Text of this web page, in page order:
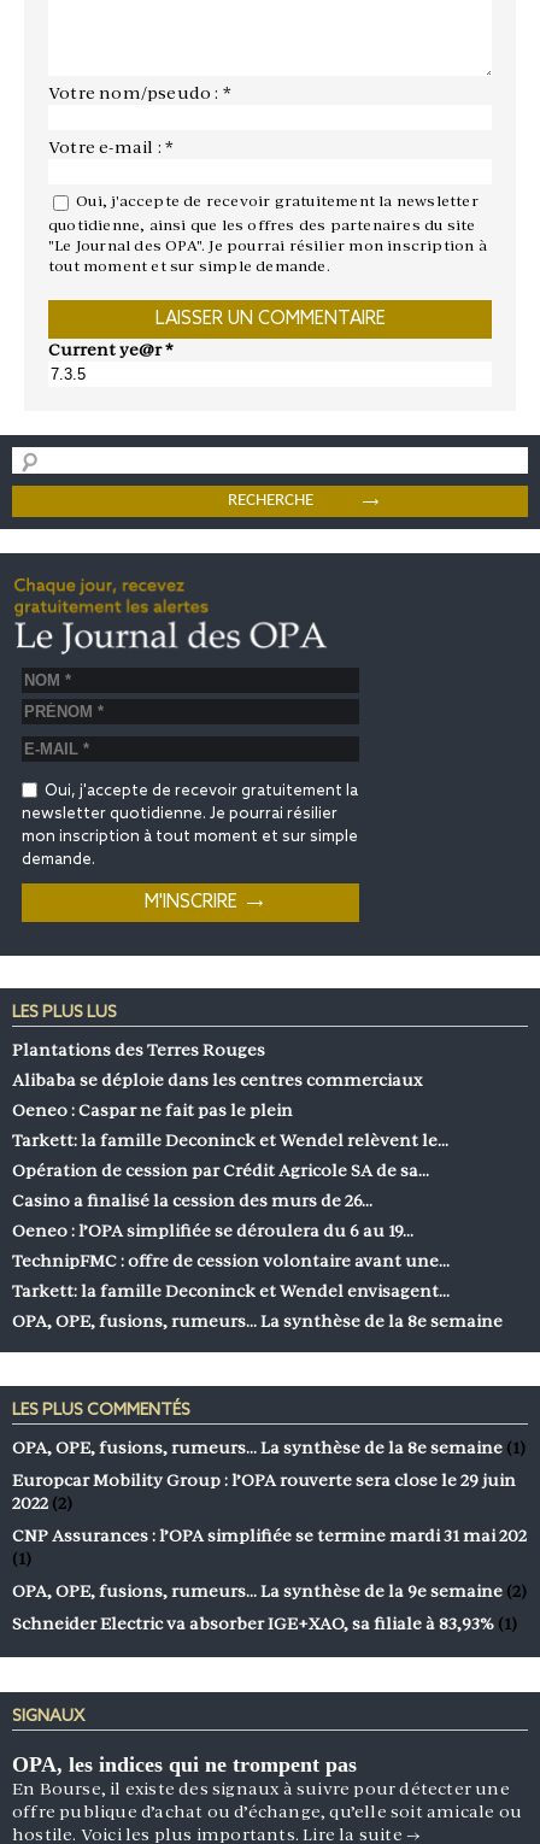
Votre nom/pseudo : *
Votre e-mail : *
Oui, j'accepte de recevoir gratuitement la newsletter
quotidienne, ainsi que les offres des partenaires du site
"Le Journal des OPA". Je pourrai résilier mon inscription à
tout moment et sur simple demande.
Current ye@r*
Oui, j'accepte de recevoir gratuitement la
newsletter quotidienne. Je pourrai résilier
mon inscription à tout moment et sur simple
demande.
LES PLUS LUS
Plantations des Terres Rouges
Alibaba se déploie dans les centres commerciaux
Oeneo : Caspar ne fait pas le plein
Tarkett: la famille Deconinck et Wendel relèvent le…
Opération de cession par Crédit Agricole SA de sa…
Casino a finalisé la cession des murs de 26…
Oeneo : l’OPA simplifiée se déroulera du 6 au 19…
TechnipFMC : offre de cession volontaire avant une…
Tarkett: la famille Deconinck et Wendel envisagent…
OPA, OPE, fusions, rumeurs… La synthèse de la 8e semaine
LES PLUS COMMENTÉS
OPA, OPE, fusions, rumeurs… La synthèse de la 8e semaine (1)
Europcar Mobility Group : l’OPA rouverte sera close le 29 juin
2022 (2)
CNP Assurances : l’OPA simplifiée se termine mardi 31 mai 202
(1)
OPA, OPE, fusions, rumeurs… La synthèse de la 9e semaine (2)
Schneider Electric va absorber IGE+XAO, sa filiale à 83,93% (1)
SIGNAUX
OPA, les indices qui ne trompent pas
En Bourse, il existe des signaux à suivre pour détecter une
offre publique d’achat ou d’échange, qu’elle soit amicale ou
hostile. Voici les plus importants.Lire la suite →